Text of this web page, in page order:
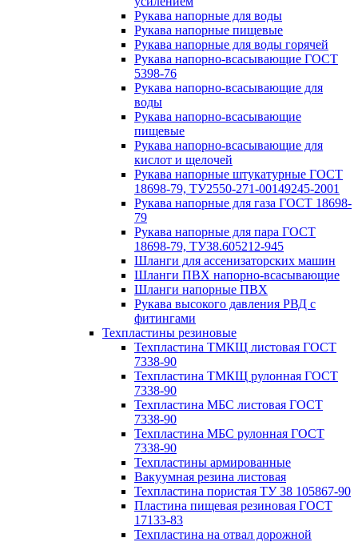
Рукава напорные для воды
Рукава напорные пищевые
Рукава напорные для воды горячей
Рукава напорно-всасывающие ГОСТ
5398-76
Рукава напорно-всасывающие для
воды
Рукава напорно-всасывающие
пищевые
Рукава напорно-всасывающие для
кислот и щелочей
Рукава напорные штукатурные ГОСТ
18698-79, ТУ2550-271-00149245-2001
Рукава напорные для газа ГОСТ 18698-
79
Рукава напорные для пара ГОСТ
18698-79, ТУ38.605212-945
Шланги для ассенизаторских машин
Шланги ПВХ напорно-всасывающие
Шланги напорные ПВХ
Рукава высокого давления РВД с
фитингами
Техпластины резиновые
Техпластина ТМКЩ листовая ГОСТ
7338-90
Техпластина ТМКЩ рулонная ГОСТ
7338-90
Техпластина МБС листовая ГОСТ
7338-90
Техпластина МБС рулонная ГОСТ
7338-90
Техпластины армированные
Вакуумная резина листовая
Техпластина пористая ТУ 38 105867-90
Пластина пищевая резиновая ГОСТ
17133-83
Техпластина на отвал дорожной